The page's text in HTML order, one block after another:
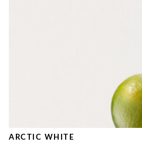
ARCTIC WHITE